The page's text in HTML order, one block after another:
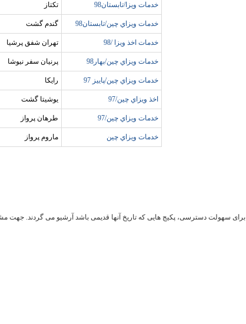
خدمات ويزا/تابستان98 تکتاز
خدمات ويزاي چين/تابستان98 گندم گشت
خدمات اخذ ويزا /98 تهران شفق پرشيا
خدمات ويزاي چين/بهار98 پرنيان سفر نيوشا
خدمات ويزاي چين/پاييز 97 رايکا
اخذ ويزاي چين/97 يوشيتا گشت
خدمات ويزاي چين/97 طرهان پرواز
خدمات ويزاي چين ماروم پرواز
برای سهولت دسترسی، پکیج هایی که تاریخ آنها قدیمی باشد آرشیو می گردند. جهت